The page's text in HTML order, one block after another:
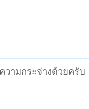
ามกระจ่างด้วยครับ